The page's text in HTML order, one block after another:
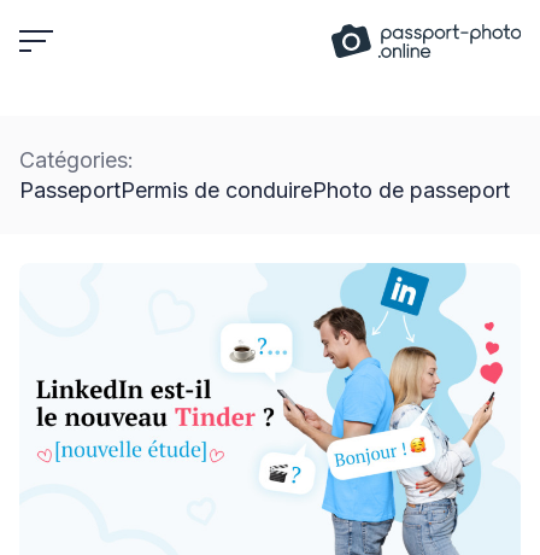
to
Catégories:
PasseportPermis de conduirePhoto de passeport